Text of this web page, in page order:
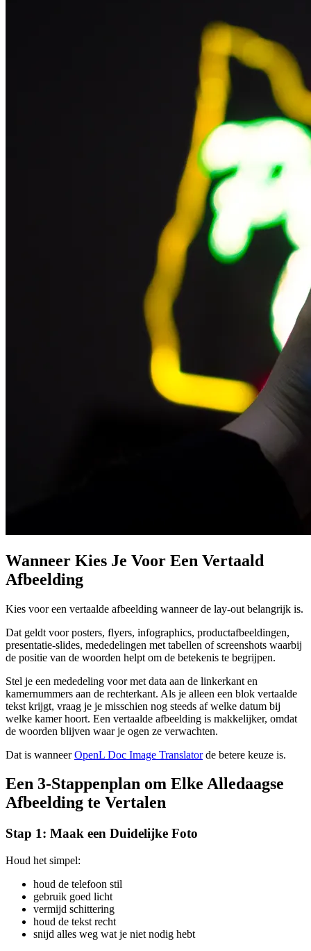
Wanneer Kies Je Voor Een Vertaald
Afbeelding
Kies voor een vertaalde afbeelding wanneer de lay-out belangrijk is.
Dat geldt voor posters, flyers, infographics, productafbeeldingen,
presentatie-slides, mededelingen met tabellen of screenshots waarbij
de positie van de woorden helpt om de betekenis te begrijpen.
Stel je een mededeling voor met data aan de linkerkant en
kamernummers aan de rechterkant. Als je alleen een blok vertaalde
tekst krijgt, vraag je je misschien nog steeds af welke datum bij
welke kamer hoort. Een vertaalde afbeelding is makkelijker, omdat
de woorden blijven waar je ogen ze verwachten.
Dat is wanneerOpenL Doc Image Translatorde betere keuze is.
Een 3-Stappenplan om Elke Alledaagse
Afbeelding te Vertalen
Stap 1: Maak een Duidelijke Foto
Houd het simpel:
houd de telefoon stil
gebruik goed licht
vermijd schittering
houd de tekst recht
snijd alles weg wat je niet nodig hebt